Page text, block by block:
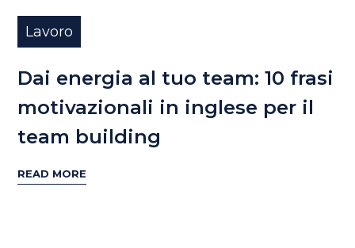
Lavoro
Dai energia al tuo team: 10 frasi
motivazionali in inglese per il
team building
READ MORE